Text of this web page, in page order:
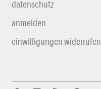
datenschutz
anmelden
einwilligungen widerrufen